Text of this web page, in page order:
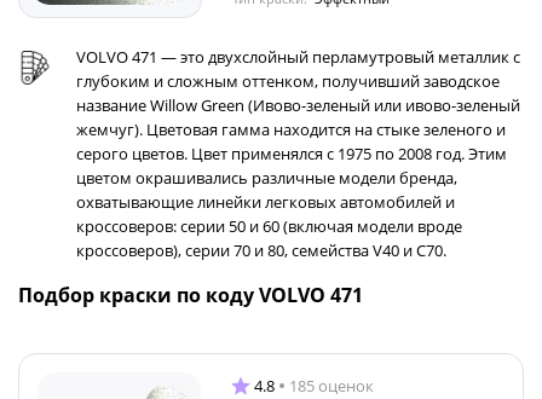
VOLVO 471 — это двухслойный перламутровый металлик с
глубоким и сложным оттенком, получивший заводское
название Willow Green (Ивово-зеленый или ивово-зеленый
жемчуг). Цветовая гамма находится на стыке зеленого и
серого цветов. Цвет применялся с 1975 по 2008 год. Этим
цветом окрашивались различные модели бренда,
охватывающие линейки легковых автомобилей и
кроссоверов: серии 50 и 60 (включая модели вроде
кроссоверов), серии 70 и 80, семейства V40 и C70.
Подбор краски по коду VOLVO 471
4.8 185 оценок